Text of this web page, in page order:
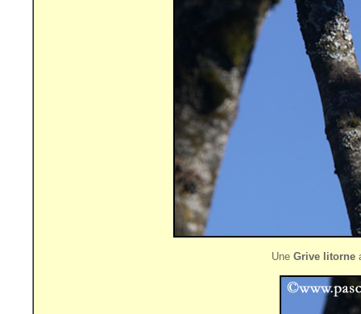
Une Grive litorne